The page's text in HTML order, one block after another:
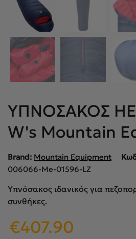
ΥΠΝΟΣΑΚΟΣ
W's Mountain
Brand: Mountain Equipment
006066-Me-01596-LZ
Υπνόσακος ιδανικός για
συνθήκες.
Original
price
€407.90